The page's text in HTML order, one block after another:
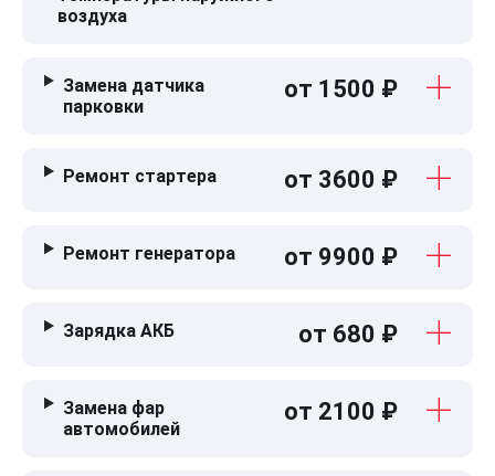
воздуха
Замена датчика
парковки
от 1500 ₽
Ремонт стартера от 3600 ₽
Ремонт генератора от 9900 ₽
Зарядка АКБ от 680 ₽
Замена фар
автомобилей
от 2100 ₽